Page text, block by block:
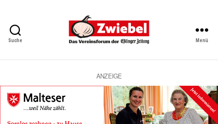
Suche
Vereinsforum
Eßlinger
Zeitung
Menü
ANZEIGE